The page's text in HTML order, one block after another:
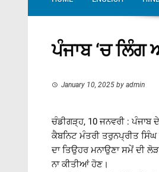
ਪੰਜਾਬ ‘ਚ ਲਿੰਗ
January 10, 2025 by admin
ਚੰਡੀਗੜ੍ਹ, 10 ਜਨਵਰੀ : ਪੰਜਾਬ
ਕੈਬਨਿਟ ਮੰਤਰੀ ਤਰੁਨਪ੍ਰੀਤ
ਦਾ ਤਿਉਹਰ ਮਨਾਉਣਾ ਸਮੇਂ ਦੀ
ਨਾ ਕੀਤੀਆਂ ਹੋਣ।